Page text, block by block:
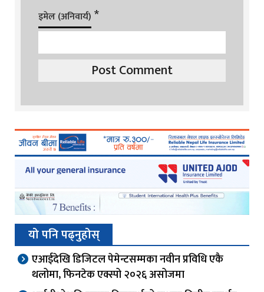
इमेल (अनिवार्य) *
यो पनि पढ्नुहोस्
एआईदेखि डिजिटल पेमेन्टसम्मका नवीन प्रविधि एकै
थलोमा, फिनटेक एक्स्पो २०२६ असोजमा